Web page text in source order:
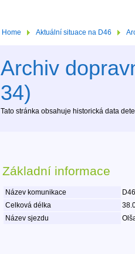
Home Aktuální situace na D46
Archiv
34)
Tato stránka obsahuje historická data
Základní informace
Název komunikace
Celková délka
Název sjezdu